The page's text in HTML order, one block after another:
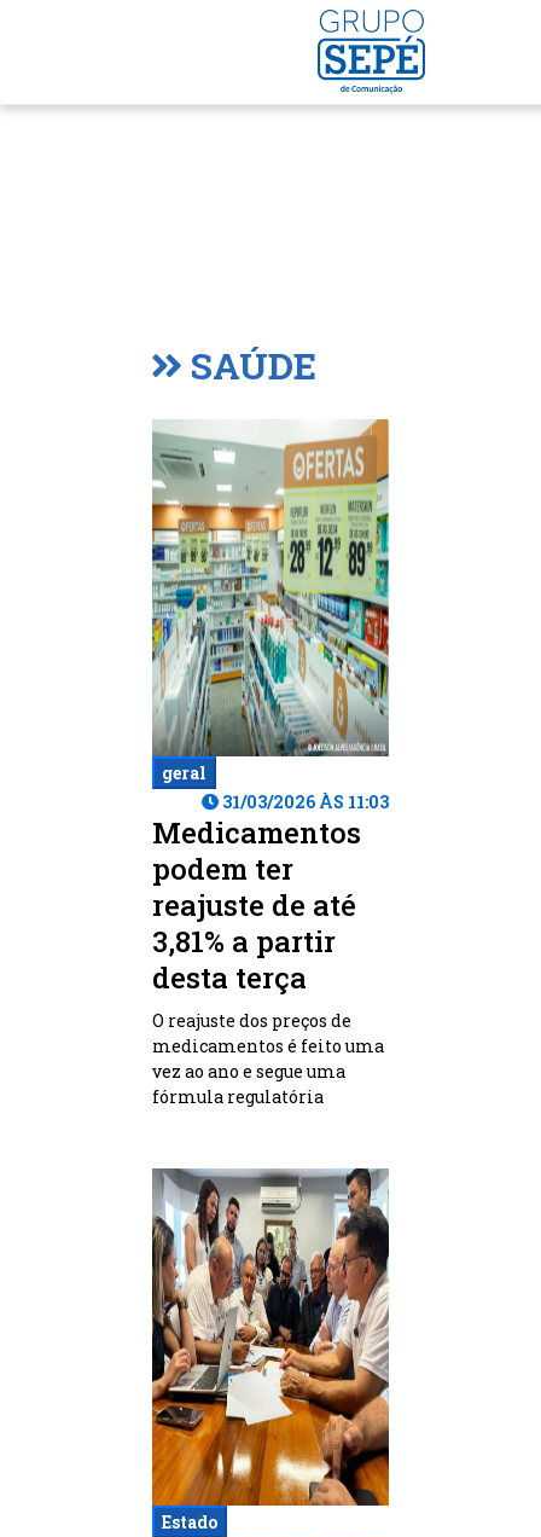
SAÚDE
geral
31/03/2026 ÀS 11:03
Medicamentos
podem ter
reajuste de até
3,81% a partir
desta terça
O reajuste dos preços de
medicamentos é feito uma
vez ao ano e segue uma
fórmula regulatória
Estado